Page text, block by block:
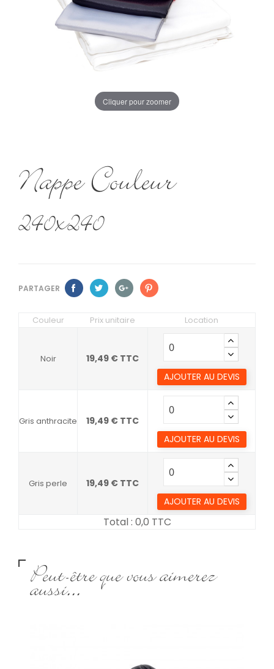
Cliquer pour zoomer
Nappe Couleur
240x240
PARTAGER
Couleur Prix unitaire Location
Noir
19,49 € TTC
AJOUTER AU DEVIS
Gris anthracite
19,49 € TTC
AJOUTER AU DEVIS
Gris perle
19,49 € TTC
AJOUTER AU DEVIS
Total : 0,0 TTC
Peut-être que vous aimerez
aussi...